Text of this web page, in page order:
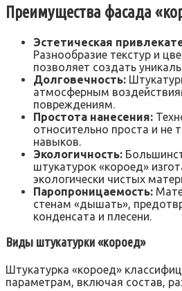
Преимущества фасада
Эстетическая
Разнообразие текстур и
позволяет создать
Долговечность:
атмосферным
повреждениям.
Простота нанесения:
относительно проста и не
навыков.
Экологичность:
штукатурок «короед»
экологически чистых
Паропроницаемость:
стенам «дышать»,
конденсата и плесени.
Виды штукатурки «короед»
Штукатурка «короед»
параметрам, включая состав,